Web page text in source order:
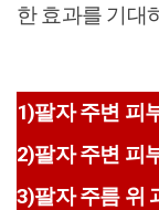
한 효과를 기대
1)팔자 주변 피
2)팔자 주변 피
3)팔자 주름 위